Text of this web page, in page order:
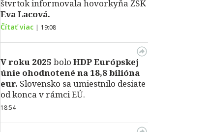
štvrtok informovala hovorkyňa ŽSK
Eva Lacová.
Čítať viac | 19:08
V roku 2025 bolo HDPEurópskej
únie ohodnotené na 18,8 bilióna
eur. Slovensko sa umiestnilo desiate
od konca v rámci EÚ.
18:54